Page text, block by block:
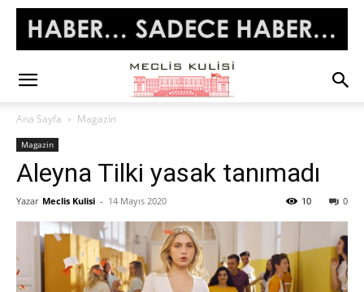
Ana Sayfa Magazin
Magazin
Aleyna Tilki yasak tanımadı
Yazar Meclis Kulisi - 14 Mayıs 2020 0
10